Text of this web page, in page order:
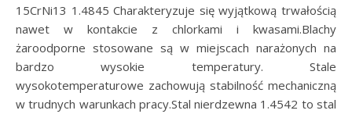
15CrNi13 1.4845 Charakteryzuje się wyjątkową trwałością
nawet w kontakcie z chlorkami i kwasami.Blachy
żaroodporne stosowane są w miejscach narażonych na
bardzo wysokie temperatury. Stale
wysokotemperaturowe zachowują stabilność mechaniczną
w trudnych warunkach pracy.Stal nierdzewna 1.4542 to stal